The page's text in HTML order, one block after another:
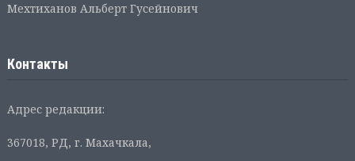
Мехтиханов Альберт Гусейнович
Контакты
Адрес редакции:
367018, РД, г. Махачкала,